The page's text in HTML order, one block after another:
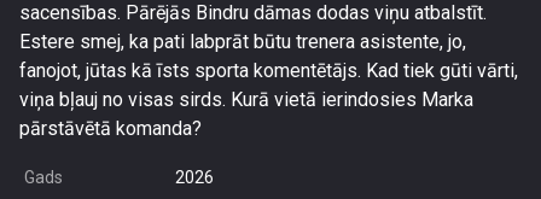
sacensības. Pārējās Bindru dāmas dodas viņu atbalstīt.
Estere smej, ka pati labprāt būtu trenera asistente, jo,
fanojot, jūtas kā īsts sporta komentētājs. Kad tiek gūti vārti,
viņa bļauj no visas sirds. Kurā vietā ierindosies Marka
pārstāvētā komanda?
Gads 2026